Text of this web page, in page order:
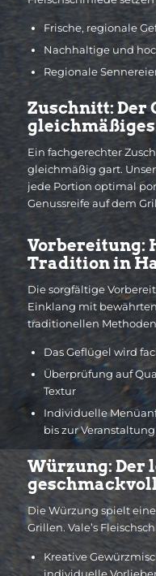
Frische, regionale
Nachhaltige und
Regionale
Zuschnitt: Der
Ein fachgerechter
gleichmäßig gart.
jede Portion optimal
Genussreife auf dem
Vorbereitung:
Tradition in
Die sorgfältige
Einklang mit
traditionellen
Das Geflügel wird
Überprüfung auf
Textur
Individuelle
bis zur Veranstaltung
Würzung: Der
Die Würzung spielt
Grillen. Vale’s
Kreative
individuelle